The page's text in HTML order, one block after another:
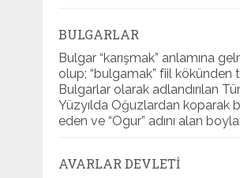
BULGARLAR
Bulgar “karışmak” anlamına
olup; “bulgamak” fiil kökünden
Bulgarlar olarak adlandırılan
Yüzyılda Oğuzlardan koparak
eden ve “Ogur” adını alan
AVARLAR DEVLETI